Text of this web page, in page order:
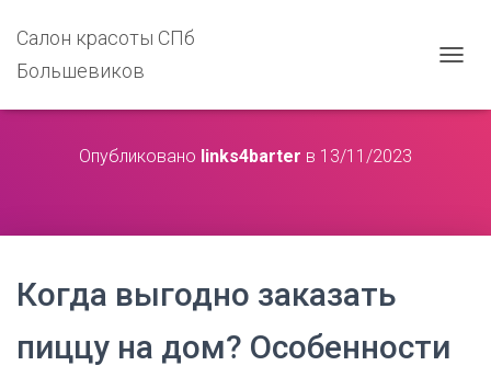
Салон красоты СПб
Большевиков
Р
И
Опубликовано links4barter в 13/11/2023
Когда выгодно заказать
пиццу на дом? Особенности